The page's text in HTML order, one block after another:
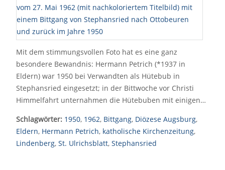
Mit dem stimmungsvollen Foto hat es eine ganz
besondere Bewandnis: Hermann Petrich (*1937 in
Eldern) war 1950 bei Verwandten als Hütebub in
Stephansried eingesetzt; in der Bittwoche vor Christi
Himmelfahrt unternahmen die Hütebuben mit einigen…
Schlagwörter: 1950, 1962, Bittgang, Diözese Augsburg,
Eldern, Hermann Petrich, katholische Kirchenzeitung,
Lindenberg, St. Ulrichsblatt, Stephansried